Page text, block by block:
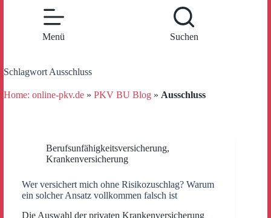
Menü Suchen
Schlagwort Ausschluss
Home: online-pkv.de » PKV BU Blog » Ausschluss
Berufsunfähigkeitsversicherung,
Krankenversicherung
Wer versichert mich ohne Risikozuschlag? Warum
ein solcher Ansatz vollkommen falsch ist
Die Auswahl der privaten Krankenversicherung